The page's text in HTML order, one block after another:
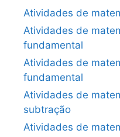
Atividades de
Atividades de
fundamental
Atividades de
fundamental
Atividades de
subtração
Atividades de